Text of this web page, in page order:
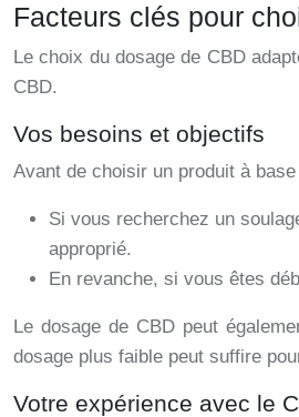
Facteurs clés pour
Le choix du dosage de CBD
CBD.
Vos besoins et objectifs
Avant de choisir un produit à
Si vous recherchez un
approprié.
En revanche, si vous êtes
Le dosage de CBD peut
dosage plus faible peut suffire
Votre expérience avec le